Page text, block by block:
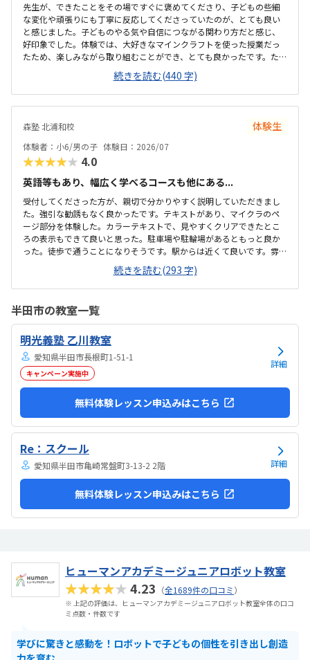
先生が、できたことをその場ですぐに褒めてくださり、子どもの些細
な変化や頑張りにも丁寧に反応してくださっていたのが、とても良い
と感じました。子どものやる気や自信につながる関わり方だと感じ、
好印象でした。体験では、大好きなマインクラフトを使った授業だっ
たため、楽しみながら取り組むことができ、とても良かったです。た
だ、今後もずっとマインクラフトを使った内容ではないと伺ったの
で、その後も興味を持って取り組めるかどうかは少し気になる点でし
た。教室は自宅から15分ほどの距離にあり、通いやすいと感じまし
た。また、駐車場もあるため、送り迎えもしやすく、安心して通わせ
ているわけではありませんが、壁などで視線が分散しにくい工夫がさ
れており、集中しやすい雰囲気だと感じました。月4回（1回50分）で
約12,000円という料金は、我が家にとってはや...
続きを読む(440 字)
森塾 北浦和校 体験生
体験者：小6/男の子 体験日：2026/07
★★★★★ 4.0
英語等もあり、幅広く学べるコースも他にある...
受付してくださった方が、親切で分かりやすく説明していただきまし
た。強引な勧誘もなく良かったです。テキストがあり、マイクラのペ
ージ部分を体験した。カラーテキストで、見やすくクリアできたとこ
ろの表示もできて良いと思った。駐車場や駐輪場があるともっと良か
った。徒歩で通うことになりそうです。駅からは近くて良いです。雰囲
気も良く、清潔感もあった。部屋が区切られていて、個人スペースも
確保されていて良かった。基本料金以外に、追加料金があまり無さそ
うで良かった。できれば、毎月1万以内で通いたいです。子供に熱心に
気持ちになれて良かった。
続きを読む(293 字)
半田市の教室一覧
明光義塾 乙川教室
愛知県半田市長根町1-51-1
キャンペーン実施中
詳細
無料体験レッスン申込みはこちら
Re：スクール
愛知県半田市亀崎常盤町3-13-2 2階 詳細
無料体験レッスン申込みはこちら
ヒューマンアカデミージュニアロボット教室
★★★★★4.23 （全1689件の口コミ）
※ 上記の評価は、ヒューマンアカデミージュニアロボット教室全体の口コ
ミ点数・件数です
学びに驚きと感動を！ロボットで子どもの個性を引き出し創造